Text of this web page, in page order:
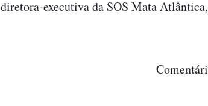
diretora-executiva da SOS Mata